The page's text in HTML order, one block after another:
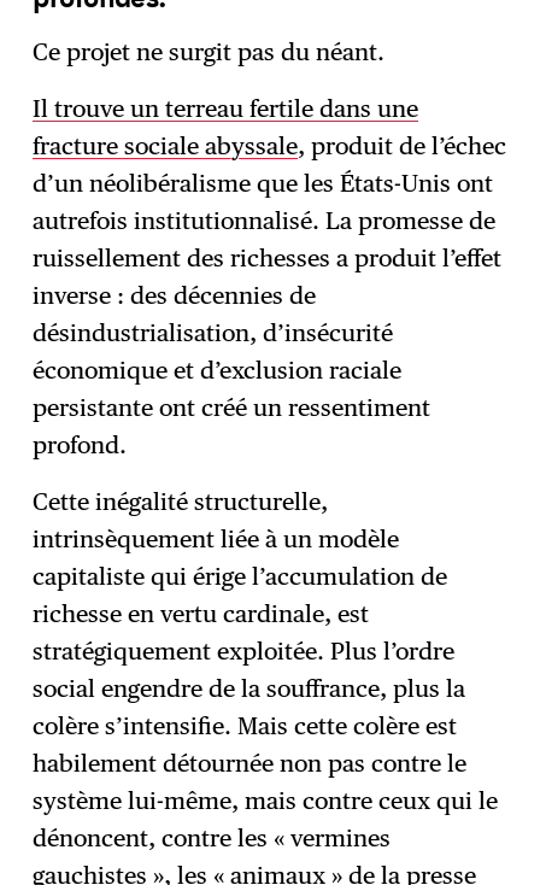
Ce projet ne surgit pas du néant.
Il trouve un terreau fertile dans une
fracture sociale abyssale, produit de l’échec
d’un néolibéralisme que les États-Unis ont
autrefois institutionnalisé. La promesse de
ruissellement des richesses a produit l’effet
inverse : des décennies de
désindustrialisation, d’insécurité
économique et d’exclusion raciale
persistante ont créé un ressentiment
profond.
Cette inégalité structurelle,
intrinsèquement liée à un modèle
capitaliste qui érige l’accumulation de
richesse en vertu cardinale, est
stratégiquement exploitée. Plus l’ordre
social engendre de la souffrance, plus la
colère s’intensifie. Mais cette colère est
habilement détournée non pas contre le
système lui-même, mais contre ceux qui le
dénoncent, contre les « vermines
gauchistes », les « animaux » de la presse